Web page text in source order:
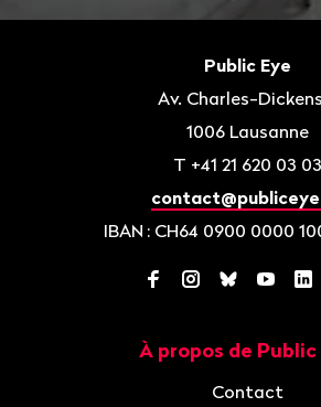
Public Eye
Av. Charles-
1006 Lausanne
T +41 21 620 03 03
IBAN : CH64 0900 0000
Facebook
Instagram
Bluesky
À propos de Public
Contact